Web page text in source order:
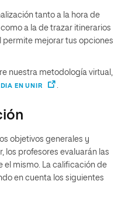
tanto a la hora de
a la de trazar itinerarios
mejorar tus opciones
nuestra metodología virtual,
EN UNIR .
objetivos generales y
los profesores evaluarán las
mismo. La calificación de
en cuenta los siguientes